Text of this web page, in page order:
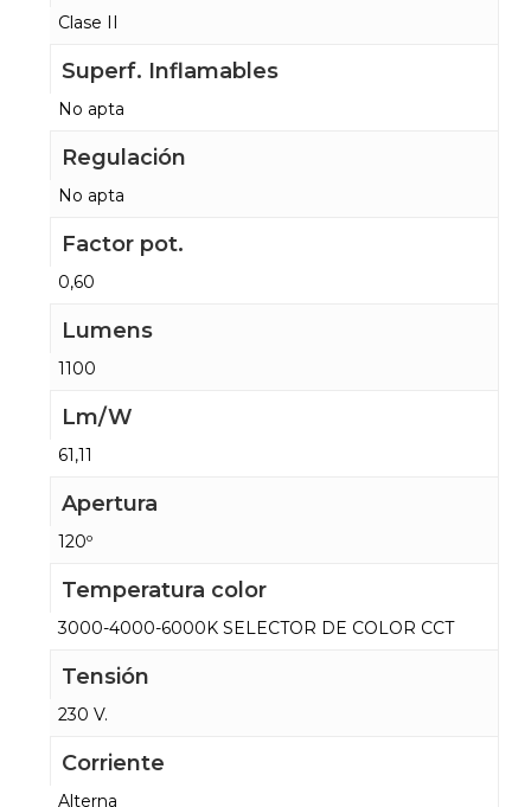
Clase II
Superf. Inflamables
No apta
Regulación
No apta
Factor pot.
0,60
Lumens
1100
Lm/W
61,11
Apertura
120º
Temperatura color
3000-4000-6000K SELECTOR DE COLOR CCT
Tensión
230 V.
Corriente
Alterna